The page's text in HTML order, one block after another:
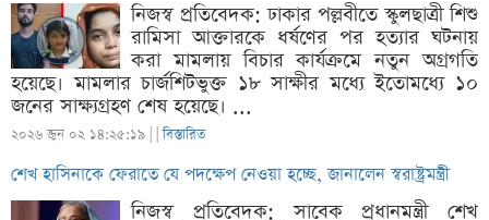
নিজস্ব প্রতিবেদক: ঢাকার পল্লবীতে স্কুলছাত্রী শিশু
রামিসা আক্তারকে ধর্ষণের পর হত্যার ঘটনায়
করা মামলায় বিচার কার্যক্রমে নতুন অগ্রগতি
হয়েছে। মামলার চার্জশিটভুক্ত ১৮ সাক্ষীর মধ্যে ইতোমধ্যে ১০
জনের সাক্ষ্যগ্রহণ শেষ হয়েছে। ...
২০২৬ জুন ০২ ১৪:২৫:১৯ | |বিস্তারিত
শেখ হাসিনাকে ফেরাতে যে পদক্ষেপ নেওয়া হচ্ছে, জানালেন স্বরাষ্ট্রমন্ত্রী
নিজস্ব প্রতিবেদক: সাবেক প্রধানমন্ত্রী শেখ